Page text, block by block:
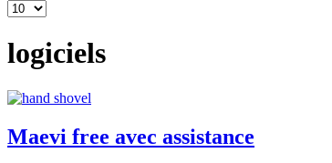
logiciels
Maevi free avec assistance